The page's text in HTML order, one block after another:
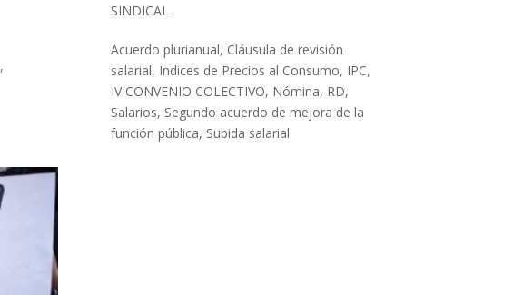
,
SINDICAL
Acuerdo plurianual, Cláusula de revisión
salarial, Indices de Precios al Consumo, IPC,
IV CONVENIO COLECTIVO, Nómina, RD,
Salarios, Segundo acuerdo de mejora de la
función pública, Subida salarial